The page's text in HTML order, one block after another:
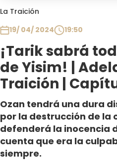
La Traición
19/ 04/ 2024
19:50
¡Tarik sabrá
de Yisim! |
Traición |
Ozan tendrá una dura
por la destrucción de la
defenderá la inocencia
cuenta que era la
siempre.
Club De La Comedia
Contigo en Directo
Plan Perfecto
El Tiempo
Sabingo
Todos Los Programas